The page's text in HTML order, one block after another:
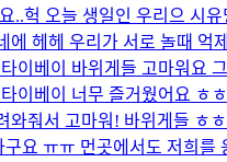
..헉 오늘 생일인 우리으 시
헤헤 우리가 서로 놀때
이베이 바위게들 고마워요
베이 너무 즐거웠어요 ㅎ
줘서 고마워! 바위게들 ㅎ
요 ㅠㅠ 먼곳에서도 저희